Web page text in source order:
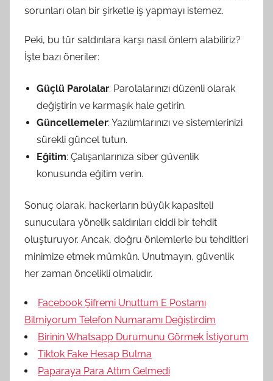
sorunları olan bir şirketle iş yapmayı istemez.
Peki, bu tür saldırılara karşı nasıl önlem alabiliriz?
İşte bazı öneriler:
Güçlü Parolalar: Parolalarınızı düzenli olarak
değiştirin ve karmaşık hale getirin.
Güncellemeler: Yazılımlarınızı ve sistemlerinizi
sürekli güncel tutun.
Eğitim: Çalışanlarınıza siber güvenlik
konusunda eğitim verin.
Sonuç olarak, hackerların büyük kapasiteli
sunuculara yönelik saldırıları ciddi bir tehdit
oluşturuyor. Ancak, doğru önlemlerle bu tehditleri
minimize etmek mümkün. Unutmayın, güvenlik
her zaman öncelikli olmalıdır.
Facebook Şifremi Unuttum E Postamı
Bilmiyorum Telefon Numaramı Değiştirdim
Birinin Whatsapp Durumunu Görmek İstiyorum
Tiktok Fake Hesap Bulma
Paparaya Para Attım Gelmedi